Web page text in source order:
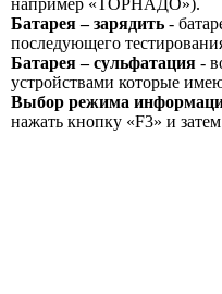
например «ТОРНАДО»).
Батарея – зарядить -
последующего
Батарея – сульфатация -
устройствами которые
Выбор режима
нажать кнопку «F3» и